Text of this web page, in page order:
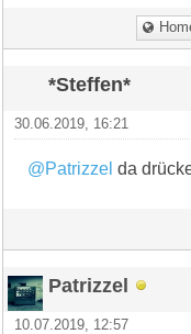
*Steffen*
30.06.2019, 16:21
@Patrizzel da
Patrizzel
10.07.2019, 12:57